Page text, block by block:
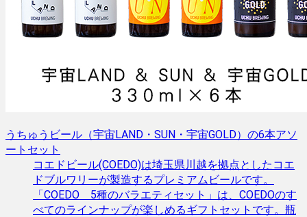
うちゅうビール（宇宙LAND・SUN・宇宙GOLD）の6本アソ
ートセット
コエドビール(COEDO)は埼玉県川越を拠点としたコエ
ドブルワリーが製造するプレミアムビールです。
「COEDO 5種のバラエティセット」は、COEDOのす
べてのラインナップが楽しめるギフトセットです。瓶